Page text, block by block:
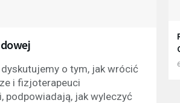
dyskutujemy o tym, jak wrócić
i fizjoterapeuci
podpowiadają, jak wyleczyć